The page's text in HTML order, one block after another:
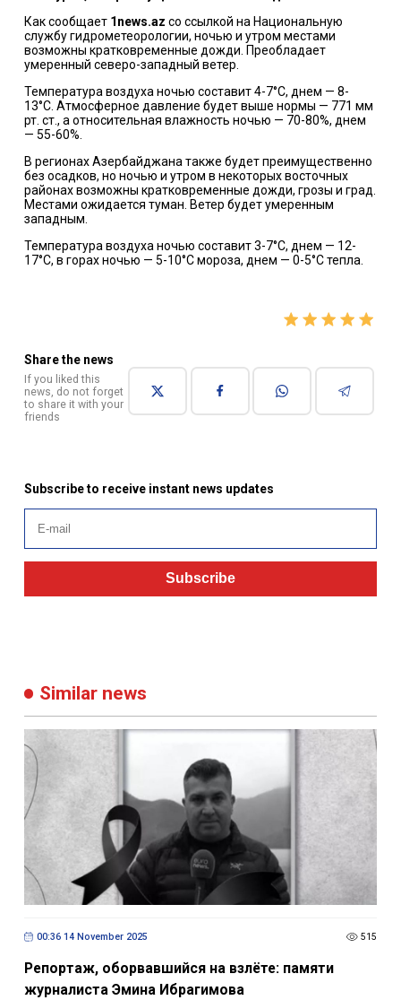
Как сообщает 1news.az со ссылкой на Национальную
службу гидрометеорологии, ночью и утром местами
возможны кратковременные дожди. Преобладает
умеренный северо-западный ветер.
Температура воздуха ночью составит 4-7°C, днем — 8-
13°C. Атмосферное давление будет выше нормы — 771 мм
рт. ст., а относительная влажность ночью — 70-80%, днем
— 55-60%.
В регионах Азербайджана также будет преимущественно
без осадков, но ночью и утром в некоторых восточных
районах возможны кратковременные дожди, грозы и град.
Местами ожидается туман. Ветер будет умеренным
западным.
Температура воздуха ночью составит 3-7°C, днем — 12-
17°C, в горах ночью — 5-10°C мороза, днем — 0-5°C тепла.
Share the news
If you liked this
news, do not forget
to share it with your
friends
Subscribe to receive instant news updates
Subscribe
Similar news
00:36 14 November 2025 515
Репортаж, оборвавшийся на взлёте: памяти
журналиста Эмина Ибрагимова